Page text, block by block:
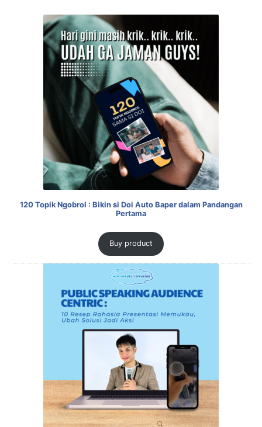
120 Topik Ngobrol : Bikin si Doi Auto Baper dalam Pandangan
Pertama
Buy product